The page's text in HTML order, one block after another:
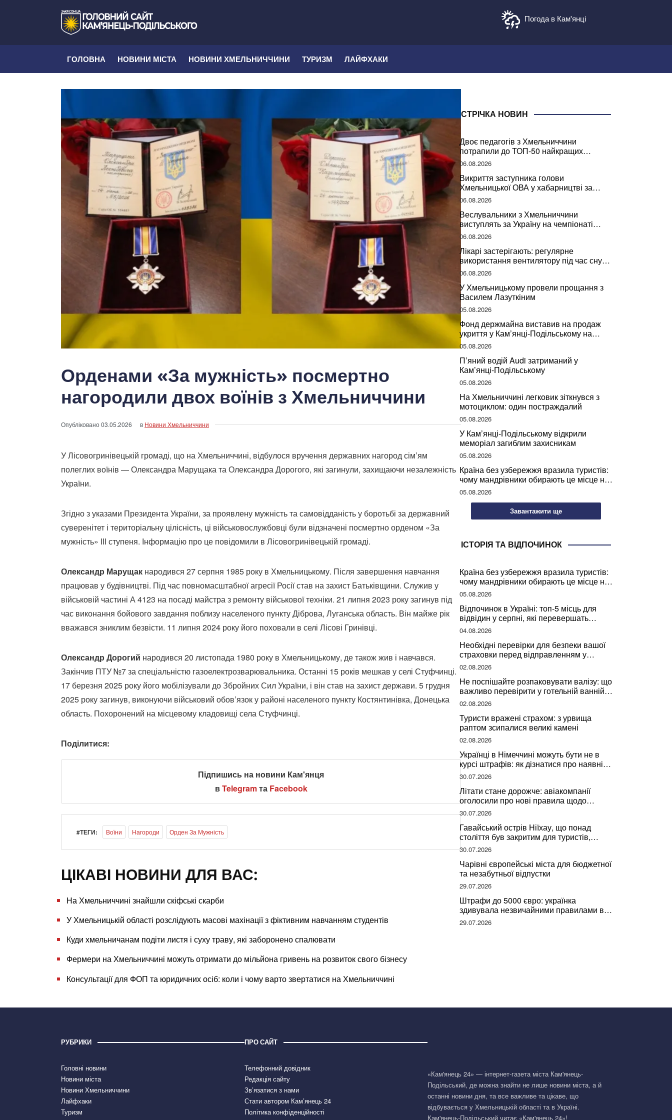
Погода в Кам'янці
ГОЛОВНА НОВИНИ МІСТА НОВИНИ ХМЕЛЬНИЧЧИНИ ТУРИЗМ ЛАЙФХАКИ
Орденами «За мужність» посмертно
нагородили двох воїнів з Хмельниччини
Опубліковано03.05.2026 в Новини Хмельниччини
У Лісовогринівецькій громаді, що на Хмельниччині, відбулося вручення державних нагород сім’ям
полеглих воїнів — Олександра Марущака та Олександра Дорогого, які загинули, захищаючи незалежність
України.
Згідно з указами Президента України, за проявлену мужність та самовідданість у боротьбі за державний
суверенітет і територіальну цілісність, ці військовослужбовці були відзначені посмертно орденом «За
мужність» ІІІ ступеня. Інформацію про це повідомили в Лісовогринівецькій громаді.
Олександр Марущак народився 27 серпня 1985 року в Хмельницькому. Після завершення навчання
працював у будівництві. Під час повномасштабної агресії Росії став на захист Батьківщини. Служив у
військовій частині А 4123 на посаді майстра з ремонту військової техніки. 21 липня 2023 року загинув під
час виконання бойового завдання поблизу населеного пункту Діброва, Луганська область. Він майже рік
вважався зниклим безвісти. 11 липня 2024 року його поховали в селі Лісові Гринівці.
Олександр Дорогий народився 20 листопада 1980 року в Хмельницькому, де також жив і навчався.
Закінчив ПТУ №7 за спеціальністю газоелектрозварювальника. Останні 15 років мешкав у селі Стуфчинці.
17 березня 2025 року його мобілізували до Збройних Сил України, і він став на захист держави. 5 грудня
2025 року загинув, виконуючи військовий обов’язок у районі населеного пункту Костянтинівка, Донецька
область. Похоронений на місцевому кладовищі села Стуфчинці.
Поділитися:
Підпишись на новини Кам'янця
вTelegramта Facebook
#ТЕГИ: Воїни Нагороди Орден За Мужність
ЦІКАВІ НОВИНИ ДЛЯ ВАС:
На Хмельниччині знайшли скіфські скарби
У Хмельницькій області розслідують масові махінації з фіктивним навчанням студентів
Куди хмельничанам подіти листя і суху траву, які заборонено спалювати
Фермери на Хмельниччині можуть отримати до мільйона гривень на розвиток свого бізнесу
Консультації для ФОП та юридичних осіб: коли і чому варто звертатися на Хмельниччині
СТРІЧКА НОВИН
Двоє педагогів з Хмельниччини
потрапили до ТОП-50 найкращих
учителів України
06.08.2026
Викриття заступника голови
Хмельницької ОВА у хабарництві за
підписання контрактів на ремонт доріг
06.08.2026
Веслувальники з Хмельниччини
виступлять за Україну на чемпіонаті
світу
06.08.2026
Лікарі застерігають: регулярне
використання вентилятору під час сну
може негативно вплинути на ваше
здоров’я
06.08.2026
У Хмельницькому провели прощання з
Василем Лазуткіним
05.08.2026
Фонд держмайна виставив на продаж
укриття у Кам’янці-Подільському на
Хмельниччині
05.08.2026
П’яний водій Audi затриманий у
Кам’янці-Подільському
05.08.2026
На Хмельниччині легковик зіткнувся з
мотоциклом: один постраждалий
05.08.2026
У Кам’янці-Подільському відкрили
меморіал загиблим захисникам
05.08.2026
Країна без узбережжя вразила туристів:
чому мандрівники обирають це місце на
відпочинок
05.08.2026
Завантажити ще
ІСТОРІЯ ТА ВІДПОЧИНОК
Країна без узбережжя вразила туристів:
чому мандрівники обирають це місце на
відпочинок
05.08.2026
Відпочинок в Україні: топ-5 місць для
відвідин у серпні, які перевершать
закордонні враження
04.08.2026
Необхідні перевірки для безпеки вашої
страховки перед відправленням у
подорож
02.08.2026
Не поспішайте розпаковувати валізу: що
важливо перевірити у готельній ванній
за словами досвідченої мандрівниці
02.08.2026
Туристи вражені страхом: з урвища
раптом зсипалися великі камені
02.08.2026
Українці в Німеччині можуть бути не в
курсі штрафів: як дізнатися про наявні
борги
30.07.2026
Літати стане дорожче: авіакомпанії
оголосили про нові правила щодо
вибору місць
30.07.2026
Гавайський острів Ніїхау, що понад
століття був закритим для туристів,
починає приймати перших відвідувачів
30.07.2026
Чарівні європейські міста для бюджетної
та незабутньої відпустки
29.07.2026
Штрафи до 5000 євро: українка
здивувала незвичайними правилами в
Німеччині та поділилася правдою
29.07.2026
РУБРИКИ
Головні новини
Новини міста
Новини Хмельниччини
Лайфхаки
Туризм
ПРО САЙТ
Телефонний довідник
Редакція сайту
Зв’язатися з нами
Стати автором Кам’янець 24
Політика конфіденційності
«Кам'янець 24» — інтернет-газета міста Кам'янець-
Подільський, де можна знайти не лише новини міста, а й
останні новини дня, та все важливе та цікаве, що
відбувається у Хмельницькій області та в Україні.
Кам'янець-Подільський читає «Кам'янець 24»!